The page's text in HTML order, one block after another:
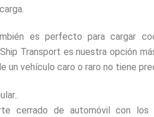
es perfecto para cargar
Transport es nuestra opción
un vehículo caro o raro no tiene
cerrado de automóvil con los